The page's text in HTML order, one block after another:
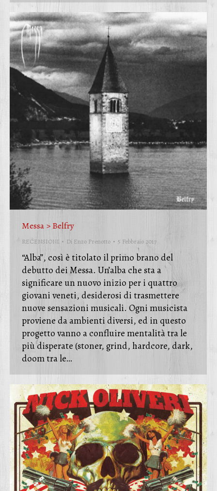
Messa > Belfry
RECENSIONI Di Enzo Prenotto 5 Febbraio 2017
“Alba”, così è titolato il primo brano del
debutto dei Messa. Un’alba che sta a
significare un nuovo inizio per i quattro
giovani veneti, desiderosi di trasmettere
nuove sensazioni musicali. Ogni musicista
proviene da ambienti diversi, ed in questo
progetto vanno a confluire mentalità tra le
più disperate (stoner, grind, hardcore, dark,
doom tra le…